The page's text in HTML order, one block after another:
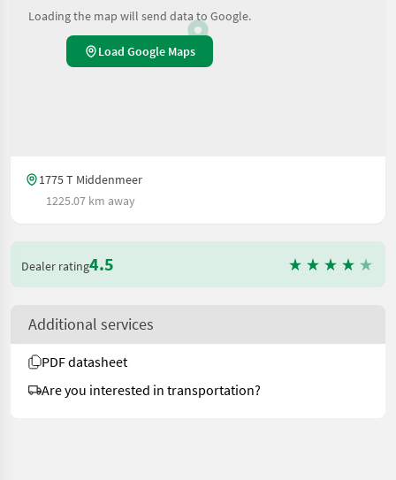
Loading the map will send data to Google.
Load Google Maps
1775 T Middenmeer
1225.07 km away
Dealer rating4.5
Additional services
PDF datasheet
Are you interested in transportation?